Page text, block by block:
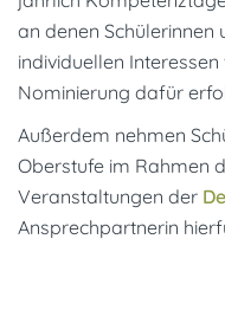
an denen
individuellen
Nominierung dafür
Außerdem nehmen
Oberstufe im Rahmen
Veranstaltungen der
Ansprechpartnerin